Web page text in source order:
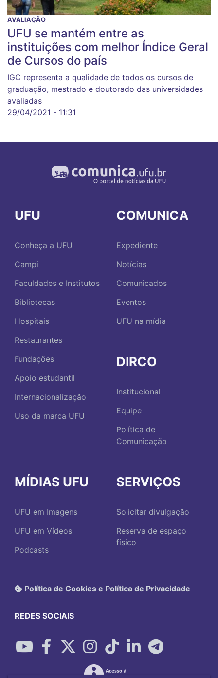
AVALIAÇÃO
UFU se mantém entre as
instituições com melhor Índice Geral
de Cursos do país
IGC representa a qualidade de todos os cursos de
graduação, mestrado e doutorado das universidades
avaliadas
29/04/2021 - 11:31
UFU
Conheça a UFU
Campi
Faculdades e Institutos
Bibliotecas
Hospitais
Restaurantes
Fundações
Apoio estudantil
Internacionalização
Uso da marca UFU
COMUNICA
Expediente
Notícias
Comunicados
Eventos
UFU na mídia
DIRCO
Institucional
Equipe
Política de
Comunicação
MÍDIAS UFU
UFU em Imagens
UFU em Vídeos
Podcasts
SERVIÇOS
Solicitar divulgação
Reserva de espaço
físico
Política de Cookies e Política de Privacidade
REDES SOCIAIS